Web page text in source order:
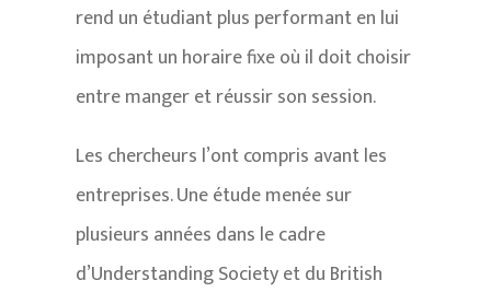
rend un étudiant plus performant en lui
imposant un horaire fixe où il doit choisir
entre manger et réussir son session.
Les chercheurs l’ont compris avant les
entreprises. Une étude menée sur
plusieurs années dans le cadre
d’Understanding Society et du British